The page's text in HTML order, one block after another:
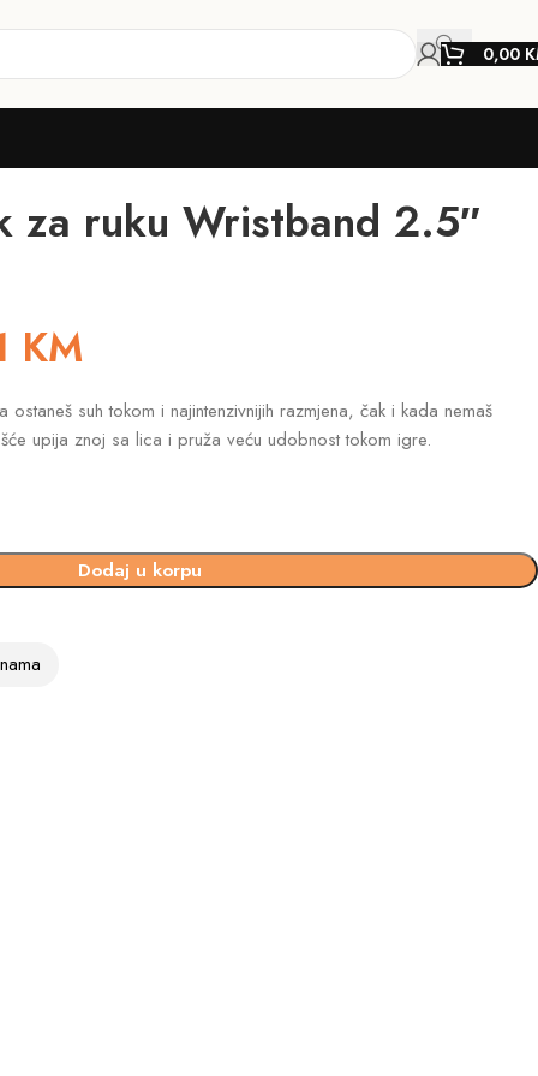
0,00
za ruku Wristband 2.5″
KM
suh tokom i najintenzivnijih razmjena, čak i kada nemaš
upija znoj sa lica i pruža veću udobnost tokom igre.
Dodaj u korpu